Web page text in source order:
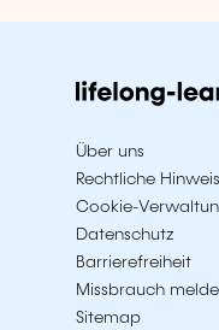
Über uns
Rechtliche
Cookie-
Datenschutz
Barrierefreiheit
Missbrauch
Sitemap